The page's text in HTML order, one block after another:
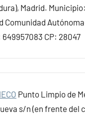
Madrid.
Comunidad
CP: 28047
Punto Limpio de
s/n (en frente del